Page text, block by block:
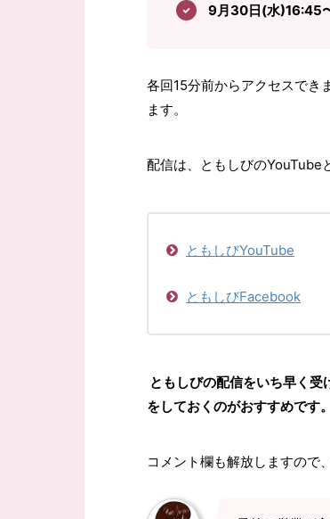
9月30日(水)16:45
各回15分前からアクセスでき
ます。
配信は、ともしびのYouTube
ともしびYouTube
ともしびFacebook
ともしびの配信をいち早く
をしておくのがおすすめです。
コメント欄も解放しますので